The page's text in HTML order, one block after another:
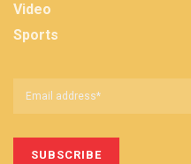
Video
Sports